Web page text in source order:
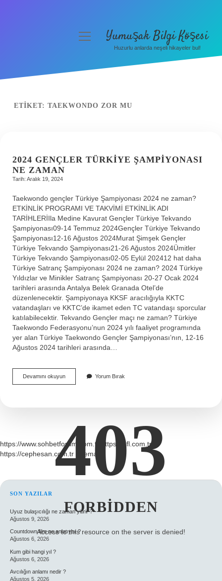
Gizlilik Politikası
Yasal Uyarı
menüyü
aç
Yumuşak Bilgi Köşesi
Huzurlu anlarda neşeli hikayeler bul!
ETIKET: TAEKWONDO ZOR MU
2024 GENÇLER TÜRKIYE ŞAMPIYONASI
NE ZAMAN
Tarih: Aralık 19, 2024
Taekwondo gençler Türkiye Şampiyonası 2024 ne zaman?
ETKİNLİK PROGRAMI VE TAKVİMİ ETKİNLİK ADI
TARİHLERİIla Medine Kavurat Gençler Türkiye Tekvando
Şampiyonası09-14 Temmuz 2024Gençler Türkiye Tekvando
Şampiyonası12-16 Ağustos 2024Murat Şimşek Gençler
Türkiye Tekvando Şampiyonası21-26 Ağustos 2024Ümitler
Türkiye Tekvando Şampiyonası02-05 Eylül 202412 hat daha
Türkiye Satranç Şampiyonası 2024 ne zaman? 2024 Türkiye
Yıldızlar ve Minikler Satranç Şampiyonası 20-27 Ocak 2024
tarihleri ​​arasında Antalya Belek Granada Otel’de
düzenlenecektir. Şampiyonaya KKSF aracılığıyla KKTC
vatandaşları ve KKTC’de ikamet eden TC vatandaşı sporcular
katılabilecektir. Tekvando Gençler maçı ne zaman? Türkiye
Taekwondo Federasyonu’nun 2024 yılı faaliyet programında
yer alan Türkiye Taekwondo Gençler Şampiyonası’nın, 12-16
Ağustos 2024 tarihleri ​​arasında…
Devamını okuyun2024
Gençler
Yorum Bırak
https://www.sohbetforum.com.tr
https://efl.com.tr
https://cephesan.com.tr
Sitemap
SIDEBAR
SON YAZILAR
Uyuz bulaşıcılığı ne zaman yitirir ?
Ağustos 9, 2026
Countdown film ne anlatıyor ?
Ağustos 6, 2026
Kum gibi hangi yıl ?
Ağustos 6, 2026
Avcılığın anlamı nedir ?
Ağustos 5, 2026
403
FORBIDDEN
Access to this resource on the server is denied!